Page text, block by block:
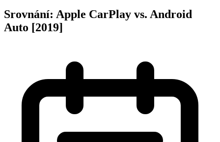
Srovnání: Apple CarPlay vs. Android
Auto [2019]